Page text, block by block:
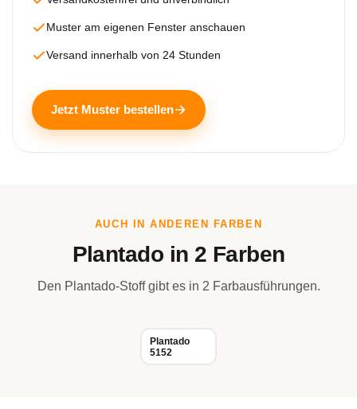
Muster am eigenen Fenster anschauen
Versand innerhalb von 24 Stunden
Jetzt Muster bestellen
AUCH IN ANDEREN FARBEN
Plantado in 2 Farben
Den Plantado-Stoff gibt es in 2 Farbausführungen.
Plantado
5152